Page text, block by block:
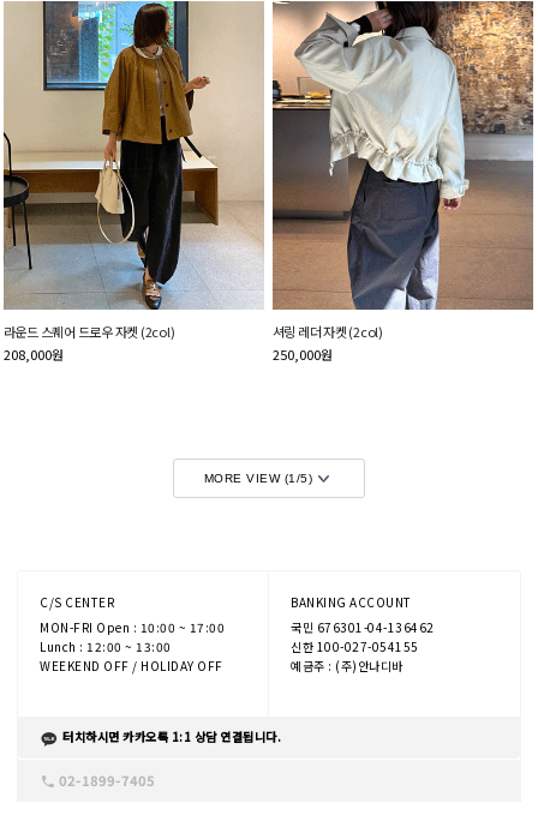
라운드 스퀘어 드로우 자켓 (2col)
208,000원
셔링 레더 자켓 (2col)
250,000원
MORE VIEW (1/5)
C/S CENTER
MON-FRI Open : 10:00 ~ 17:00
Lunch : 12:00 ~ 13:00
WEEKEND OFF / HOLIDAY OFF
BANKING ACCOUNT
국민 676301-04-136462
신한 100-027-054155
예금주 : (주)안나디바
터치하시면 카카오톡 1:1 상담 연결됩니다.
02-1899-7405